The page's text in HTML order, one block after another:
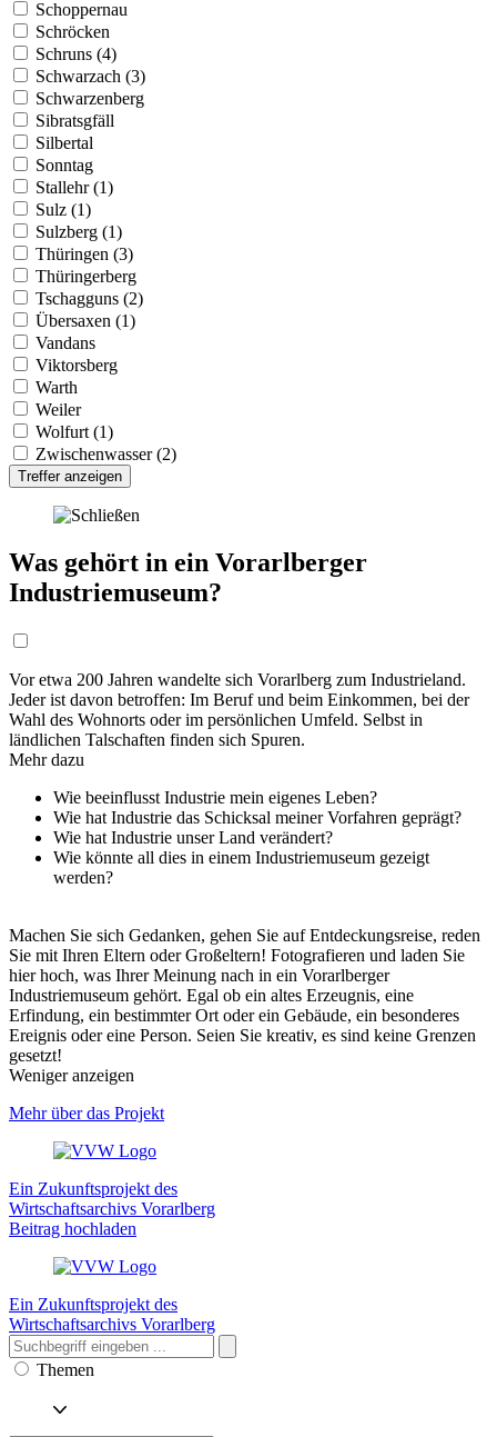
Schoppernau
Schröcken
Schruns (4)
Schwarzach (3)
Schwarzenberg
Sibratsgfäll
Silbertal
Sonntag
Stallehr (1)
Sulz (1)
Sulzberg (1)
Thüringen (3)
Thüringerberg
Tschagguns (2)
Übersaxen (1)
Vandans
Viktorsberg
Warth
Weiler
Wolfurt (1)
Zwischenwasser (2)
Treffer anzeigen
Was gehört in ein Vorarlberger
Industriemuseum?
Vor etwa 200 Jahren wandelte sich Vorarlberg zum Industrieland.
Jeder ist davon betroffen: Im Beruf und beim Einkommen, bei der
Wahl des Wohnorts oder im persönlichen Umfeld. Selbst in
ländlichen Talschaften finden sich Spuren.
Mehr dazu
Wie beeinflusst Industrie mein eigenes Leben?
Wie hat Industrie das Schicksal meiner Vorfahren geprägt?
Wie hat Industrie unser Land verändert?
Wie könnte all dies in einem Industriemuseum gezeigt
werden?
Machen Sie sich Gedanken, gehen Sie auf Entdeckungsreise, reden
Sie mit Ihren Eltern oder Großeltern! Fotografieren und laden Sie
hier hoch, was Ihrer Meinung nach in ein Vorarlberger
Industriemuseum gehört. Egal ob ein altes Erzeugnis, eine
Erfindung, ein bestimmter Ort oder ein Gebäude, ein besonderes
Ereignis oder eine Person. Seien Sie kreativ, es sind keine Grenzen
gesetzt!
Weniger anzeigen
Mehr über das Projekt
Ein Zukunftsprojekt des
Wirtschaftsarchivs Vorarlberg
Beitrag hochladen
Ein Zukunftsprojekt des
Wirtschaftsarchivs Vorarlberg
Themen